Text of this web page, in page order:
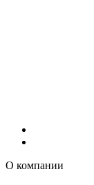
О компании